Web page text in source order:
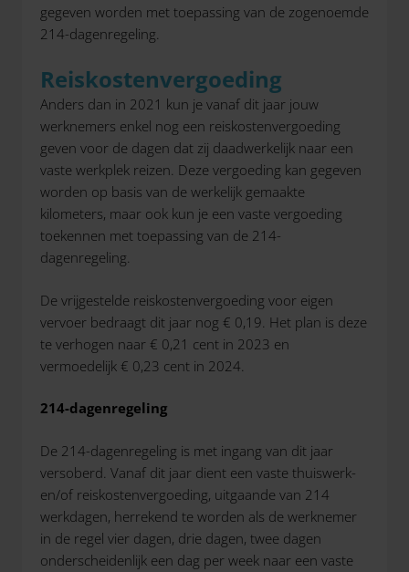
gegeven worden met toepassing van de zogenoemde
214-dagenregeling.
Reiskostenvergoeding
Anders dan in 2021 kun je vanaf dit jaar jouw
werknemers enkel nog een reiskostenvergoeding
geven voor de dagen dat zij daadwerkelijk naar een
vaste werkplek reizen. Deze vergoeding kan gegeven
worden op basis van de werkelijk gemaakte
kilometers, maar ook kun je een vaste vergoeding
toekennen met toepassing van de 214-
dagenregeling.
De vrijgestelde reiskostenvergoeding voor eigen
vervoer bedraagt dit jaar nog € 0,19. Het plan is deze
te verhogen naar € 0,21 cent in 2023 en
vermoedelijk € 0,23 cent in 2024.
214-dagenregeling
De 214-dagenregeling is met ingang van dit jaar
versoberd. Vanaf dit jaar dient een vaste thuiswerk-
en/of reiskostenvergoeding, uitgaande van 214
werkdagen, herrekend te worden als de werknemer
in de regel vier dagen, drie dagen, twee dagen
onderscheidenlijk een dag per week naar een vaste